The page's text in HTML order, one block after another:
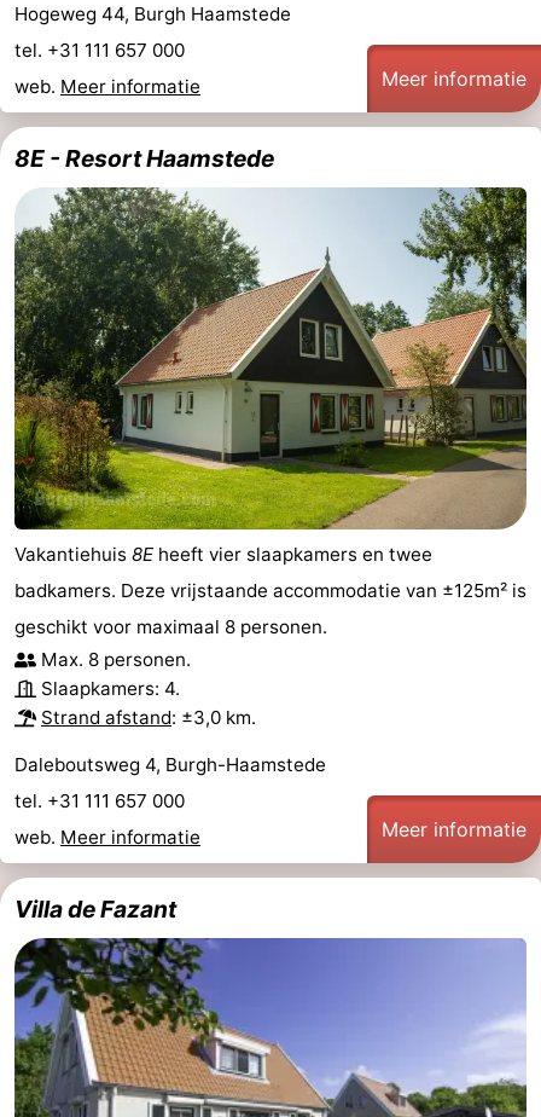
Hogeweg 44, Burgh Haamstede
tel. +31 111 657 000
web. Meer informatie Meer informatie
8E - Resort Haamstede
Vakantiehuis 8E heeft vier slaapkamers en twee
badkamers. Deze vrijstaande accommodatie van ±125m² is
geschikt voor maximaal 8 personen.
Max. 8 personen.
Slaapkamers: 4.
Strand afstand: ±3,0 km.
Daleboutsweg 4, Burgh-Haamstede
tel. +31 111 657 000
web. Meer informatie Meer informatie
Villa de Fazant